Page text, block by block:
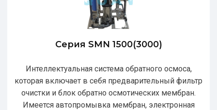
Серия SMN 1500(3000)
Интеллектуальная система обратного осмоса,
которая включает в себя предварительный фильтр
очистки и блок обратно осмотических мембран.
Имеется автопромывка мембран, электронная